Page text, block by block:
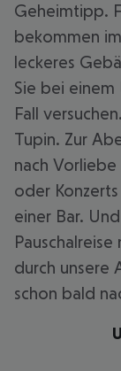
Geheimtipp.
bekommen
leckeres
Sie bei einem
Fall
Tupin. Zur
nach
oder
einer Bar.
durch unsere
schon bald